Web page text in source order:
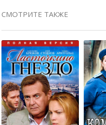
СМОТРИТЕ ТАКЖЕ